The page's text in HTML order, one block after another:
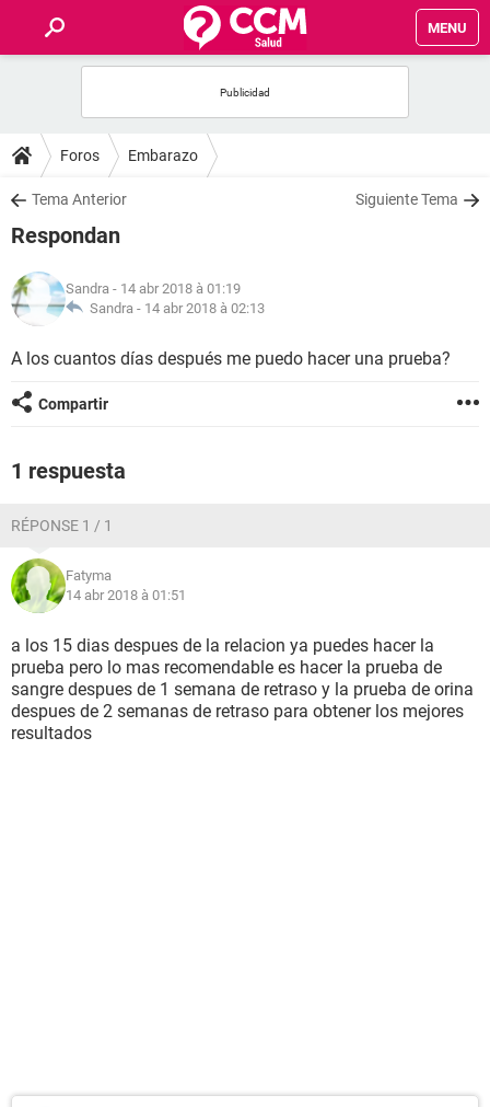
MENU
FORUMS
SALUD
FAMILIA
NUTRICIÓN
BIENESTAR
SEXUALIDAD
GLOSARIO
Foros Embarazo
Tema Anterior Siguiente Tema
Respondan
Sandra - 14 abr 2018 à 01:19
Sandra - 14 abr 2018 à 02:13
A los cuantos días después me puedo hacer una prueba?
Compartir
1 respuesta
RÉPONSE 1 / 1
Fatyma
14 abr 2018 à 01:51
a los 15 dias despues de la relacion ya puedes hacer la
prueba pero lo mas recomendable es hacer la prueba de
sangre despues de 1 semana de retraso y la prueba de orina
despues de 2 semanas de retraso para obtener los mejores
resultados